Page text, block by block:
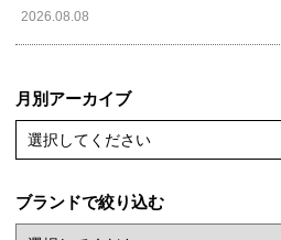
2026.08.08
月別アーカイブ
選択してください
ブランドで絞り込む